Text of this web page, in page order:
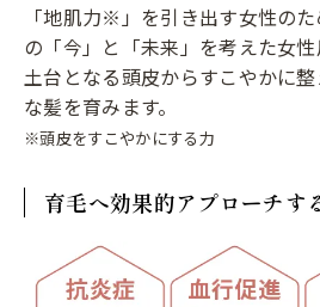
「地肌力※」を引き出す女性の
の「今」と「未来」を考えた女性
土台となる頭皮からすこやかに
な髪を育みます。
※頭皮をすこやかにする力
育毛へ効果的アプローチす